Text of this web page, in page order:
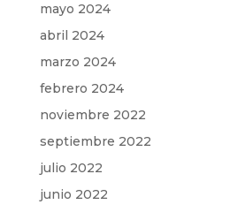
mayo 2024
abril 2024
marzo 2024
febrero 2024
noviembre 2022
septiembre 2022
julio 2022
junio 2022